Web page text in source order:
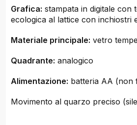
Grafica: stampata in digitale con
ecologica al lattice con inchiostri
Materiale principale: vetro
Quadrante: analogico
Alimentazione: batteria AA (non
Movimento al quarzo preciso